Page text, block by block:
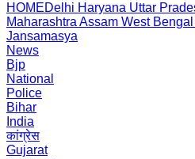
HOMEDelhi Haryana Uttar
Maharashtra Assam West Bengal
Jansamasya
News
Bjp
National
Police
Bihar
India
कांग्रेस
Gujarat